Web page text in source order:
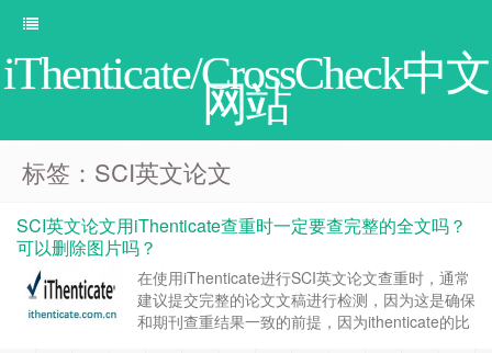
iThenticate/CrossCheck中文
网站
标签：SCI英文论文
SCI英文论文用iThenticate查重时一定要查完整的全文吗？
可以删除图片吗？
在使用iThenticate进行SCI英文论文查重时，通常
建议提交完整的论文文稿进行检测，因为这是确保
和期刊查重结果一致的前提，因为ithenticate的比